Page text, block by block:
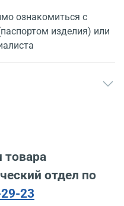
ознакомиться с
изделия) или
товара
отдел по
23